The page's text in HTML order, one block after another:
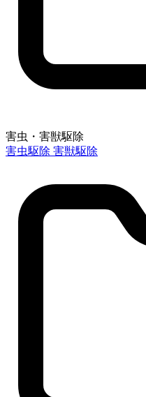
害虫・害獣駆除
害虫駆除 害獣駆除